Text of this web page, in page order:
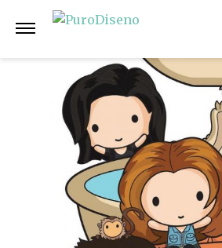
Anterior Siguiente